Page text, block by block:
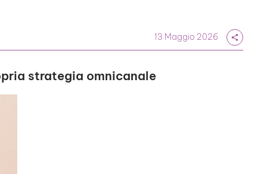
13 Maggio 2026 share
strategia omnicanale